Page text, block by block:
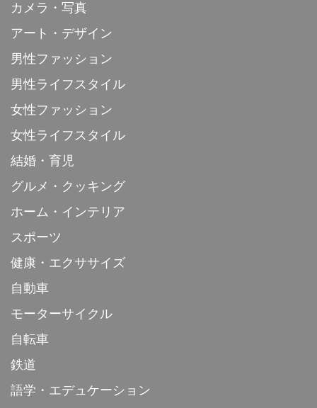
カメラ・写真
アート・デザイン
男性ファッション
男性ライフスタイル
女性ファッション
女性ライフスタイル
結婚・育児
グルメ・クッキング
ホーム・インテリア
スポーツ
健康・エクササイズ
自動車
モーターサイクル
自転車
鉄道
語学・エデュケーション